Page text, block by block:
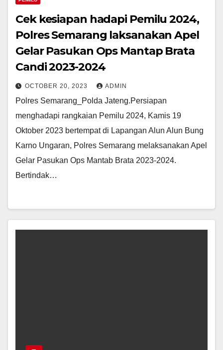
Cek kesiapan hadapi Pemilu 2024,
Polres Semarang laksanakan Apel
Gelar Pasukan Ops Mantap Brata
Candi 2023-2024
OCTOBER 20, 2023 ADMIN
Polres Semarang_Polda Jateng.Persiapan
menghadapi rangkaian Pemilu 2024, Kamis 19
Oktober 2023 bertempat di Lapangan Alun Alun Bung
Karno Ungaran, Polres Semarang melaksanakan Apel
Gelar Pasukan Ops Mantab Brata 2023-2024.
Bertindak…